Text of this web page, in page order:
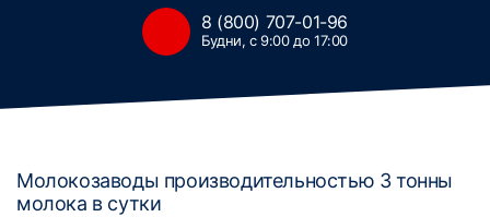
8 (800) 707-01-96
Будни, с 9:00 до 17:00
Молокозаводы производительностью 3 тонны
молока в сутки